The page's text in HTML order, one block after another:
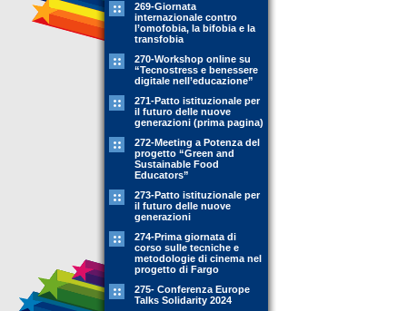
269-Giornata
internazionale contro
l’omofobia, la bifobia e la
transfobia
270-Workshop online su
“Tecnostress e benessere
digitale nell’educazione”
271-Patto istituzionale per
il futuro delle nuove
generazioni (prima pagina)
272-Meeting a Potenza del
progetto “Green and
Sustainable Food
Educators”
273-Patto istituzionale per
il futuro delle nuove
generazioni
274-Prima giornata di
corso sulle tecniche e
metodologie di cinema nel
progetto di Fargo
275- Conferenza Europe
Talks Solidarity 2024